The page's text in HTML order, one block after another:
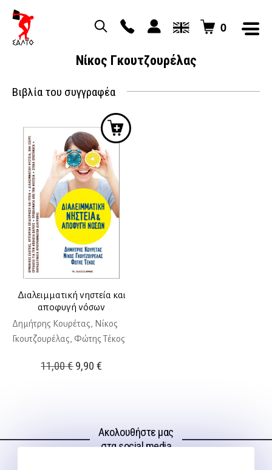
0
Νίκος Γκουτζουρέλας
Βιβλία του συγγραφέα
Διαλειμματική νηστεία και
αποφυγή νόσων
Δημήτρης Κουρέτας, Νίκος
Γκουτζουρέλας, Φώτης Τέκος
11,00€Original
9,90€
9,90 €.
Ακολουθήστε μας
στα social media